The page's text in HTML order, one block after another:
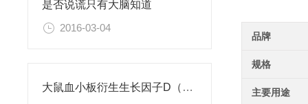
是否说谎只有大脑知道
2016-03-04
大鼠血小板衍生生长因子D（PDGFD）ELISA试剂盒
品牌
规格
主要用途